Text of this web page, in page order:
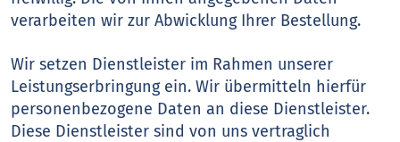
verarbeiten wir zur Abwicklung Ihrer Bestellung.
Wir setzen Dienstleister im Rahmen unserer
Leistungserbringung ein. Wir übermitteln hierfür
personenbezogene Daten an diese Dienstleister.
Diese Dienstleister sind von uns vertraglich